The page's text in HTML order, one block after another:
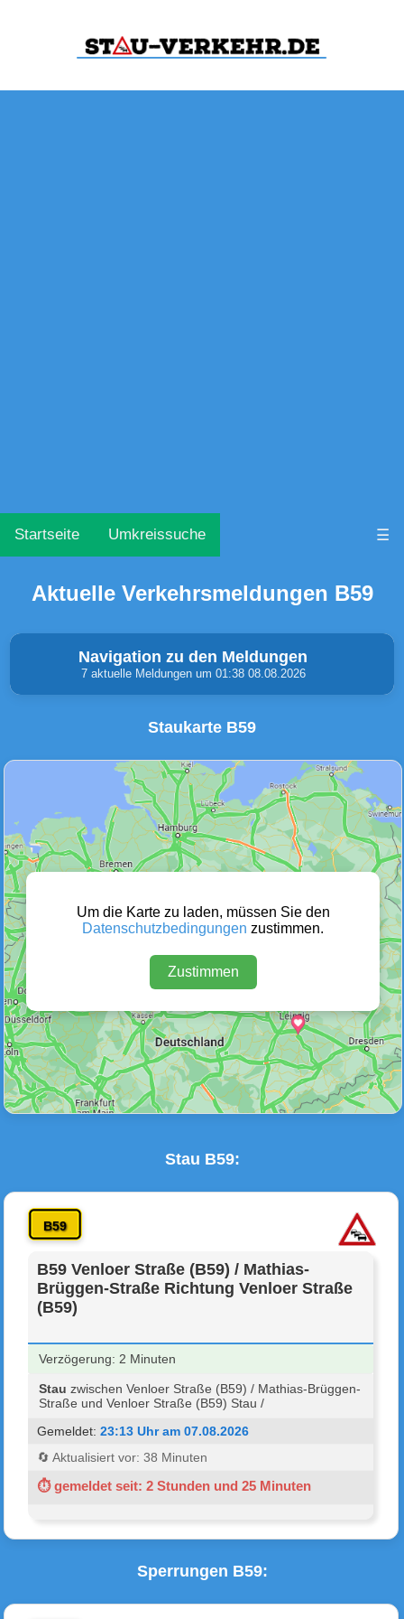
Startseite Umkreissuche ☰
Aktuelle Verkehrsmeldungen B59
Navigation zu den Meldungen
7 aktuelle Meldungen um 01:38 08.08.2026
Unfälle & Warnungen Stau
(1)
Wetter Warnungen Sperrungen
Defektes Fahrzeug
Staukarte B59
Um die Karte zu laden, müssen Sie den
Datenschutzbedingungen zustimmen.
Zustimmen
Stau B59:
B59
B59 Venloer Straße (B59) / Mathias-
Brüggen-Straße Richtung Venloer Straße
(B59)
Verzögerung: 2 Minuten
Stau zwischen Venloer Straße (B59) / Mathias-Brüggen-
Straße und Venloer Straße (B59) Stau /
Gemeldet:23:13 Uhr am 07.08.2026
🔄 Aktualisiert vor: 38 Minuten
⏱ gemeldet seit: 2 Stunden und 25 Minuten
Sperrungen B59: